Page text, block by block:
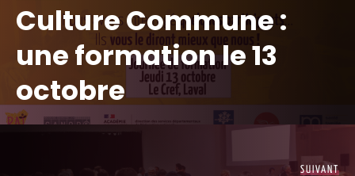
Culture Commune :
une formation le 13
octobre
SUIVANT